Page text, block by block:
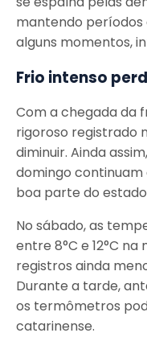
mantendo períodos
alguns momentos,
Frio intenso
Com a chegada da
rigoroso registrado
diminuir. Ainda
domingo
boa parte do
No sábado, as
entre 8°C e 12°C
registros ainda
Durante a tarde,
os termômetros
catarinense.